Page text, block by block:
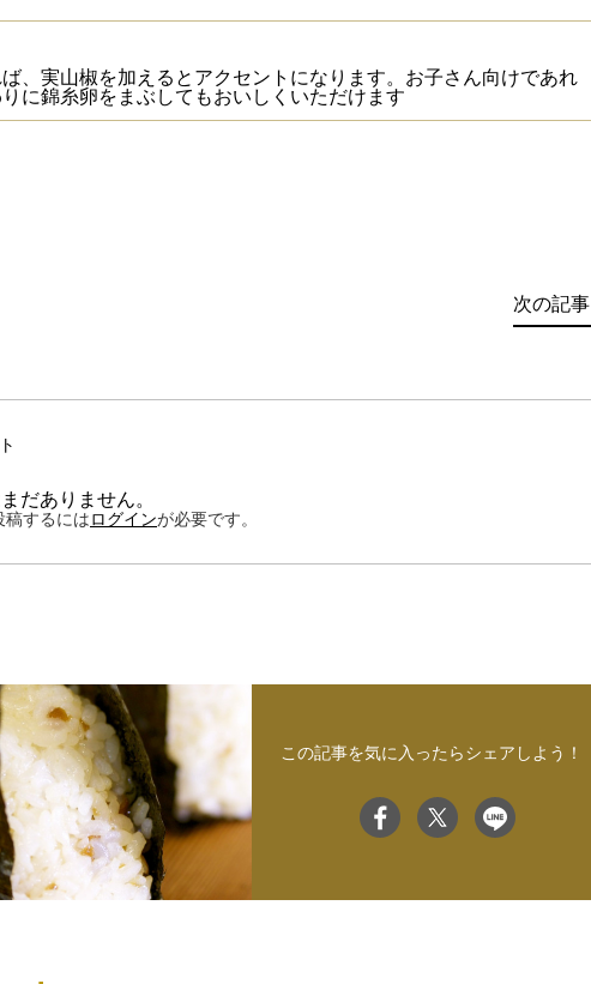
、実山椒を加えるとアクセントになります。お子さん向けであれ
に錦糸卵をまぶしてもおいしくいただけます
次の記事
だありません。
稿するにはログインが必要です。
この記事を気に入ったらシェアしよう！